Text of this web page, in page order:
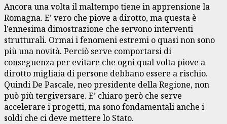
Ancora una volta il maltempo tiene in apprensione la
Romagna. E’ vero che piove a dirotto, ma questa è
l’ennesima dimostrazione che servono interventi
strutturali. Ormai i fenomeni estremi o quasi non sono
più una novità. Perciò serve comportarsi di
conseguenza per evitare che ogni qual volta piove a
dirotto migliaia di persone debbano essere a rischio.
Quindi De Pascale, neo presidente della Regione, non
può più tergiversare. E’ chiaro però che serve
accelerare i progetti, ma sono fondamentali anche i
soldi che ci deve mettere lo Stato.